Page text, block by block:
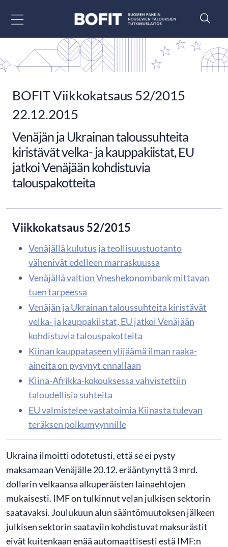
BOFIT Viikkokatsaus 52/2015
22.12.2015
Venäjän ja Ukrainan taloussuhteita
kiristävät velka- ja kauppakiistat, EU
jatkoi Venäjään kohdistuvia
talouspakotteita
Viikkokatsaus 52/2015
Venäjällä kulutus ja teollisuustuotanto
vähenivät edelleen marraskuussa
Venäjällä valtion Vneshekonombank mittavan
tuen tarpeessa
Venäjän ja Ukrainan taloussuhteita kiristävät
velka- ja kauppakiistat, EU jatkoi Venäjään
kohdistuvia talouspakotteita
Kiinan kauppataseen ylijäämä ilman raaka-
aineita on pysynyt ennallaan
Kiina-Afrikka-kokouksessa vahvistettiin
taloudellisia suhteita
EU valmistelee vastatoimia Kiinasta tulevan
teräksen polkumyynnille
​Ukraina ilmoitti odotetusti, että se ei pysty
maksamaan Venäjälle 20.12. erääntynyttä 3 mrd.
dollarin velkaansa alkuperäisten lainaehtojen
mukaisesti. IMF on tulkinnut velan julkisen sektorin
saatavaksi. Joulukuun alun sääntömuutoksen jälkeen
julkisen sektorin saataviin kohdistuvat maksurästit
eivät kuitenkaan enää automaattisesti estä IMF:n